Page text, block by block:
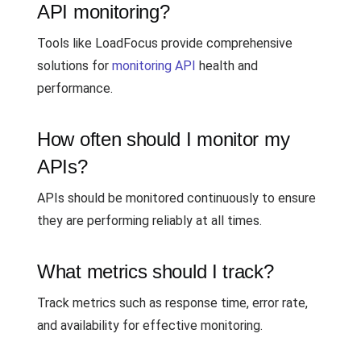
API monitoring?
Tools like LoadFocus provide comprehensive
solutions for monitoring API health and
performance.
How often should I monitor my
APIs?
APIs should be monitored continuously to ensure
they are performing reliably at all times.
What metrics should I track?
Track metrics such as response time, error rate,
and availability for effective monitoring.